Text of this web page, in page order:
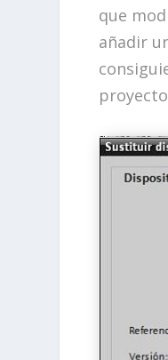
que
añadir